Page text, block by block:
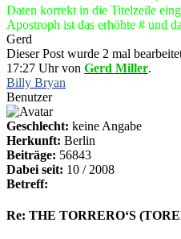
Daten korrekt in die Titelzeile
Apostroph ist das erhöhte # und
Gerd
Dieser Post wurde 2 mal
17:27 Uhr von Gerd Miller.
Billy Bryan
Benutzer
Geschlecht: keine Angabe
Herkunft: Berlin
Beiträge: 56843
Dabei seit: 10 / 2008
Betreff:
Re: THE TORRERO‘S